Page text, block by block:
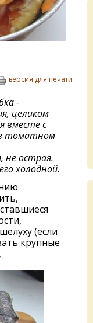
версия для печати
-
целиком
вместе с
томатном
не острая.
холодной.
(если
крупные